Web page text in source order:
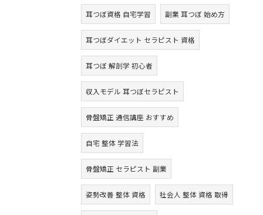
耳つぼ資格 自宅学習 副業 耳つぼ 始め方
耳つぼダイエット セラピスト 資格
耳つぼ 解剖学 初心者
収入モデル 耳つぼセラピスト
骨盤矯正 通信講座 おすすめ
自宅 整体 学習法
骨盤矯正 セラピスト 副業
姿勢改善 整体 資格 社会人 整体 資格 取得